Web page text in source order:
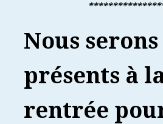
Nous serons
présents à
rentrée